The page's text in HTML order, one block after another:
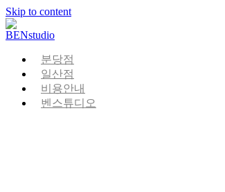
Skip to content
분당점
일산점
비용안내
벤스튜디오